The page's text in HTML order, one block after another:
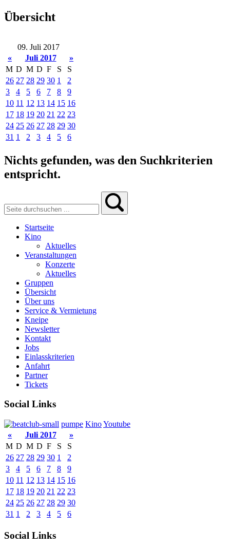
Übersicht
09. Juli 2017
«
Juli 2017
»
M D M D F S
S
26 27 28 29 30 1
2
3
4 5 6 7 8
9
10 11 12 13 14 15 16
17 18 19 20 21 22 23
24 25 26 27 28 29 30
31 1 2 3 4 5 6
Nichts gefunden, was den Suchkriterien
entspricht.
Startseite
Kino
Aktuelles
Veranstaltungen
Konzerte
Aktuelles
Gruppen
Übersicht
Über uns
Service & Vermietung
Kneipe
Newsletter
Kontakt
Jobs
Einlasskriterien
Anfahrt
Partner
Tickets
Social Links
pumpe KinoYoutube
«
Juli 2017
»
M D M D F S
S
26 27 28 29 30 1
2
3
4 5 6 7 8
9
10 11 12 13 14 15 16
17 18 19 20 21 22 23
24 25 26 27 28 29 30
31 1 2 3 4 5 6
Social Links